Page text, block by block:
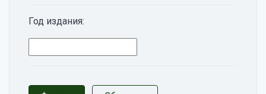
Год издания: